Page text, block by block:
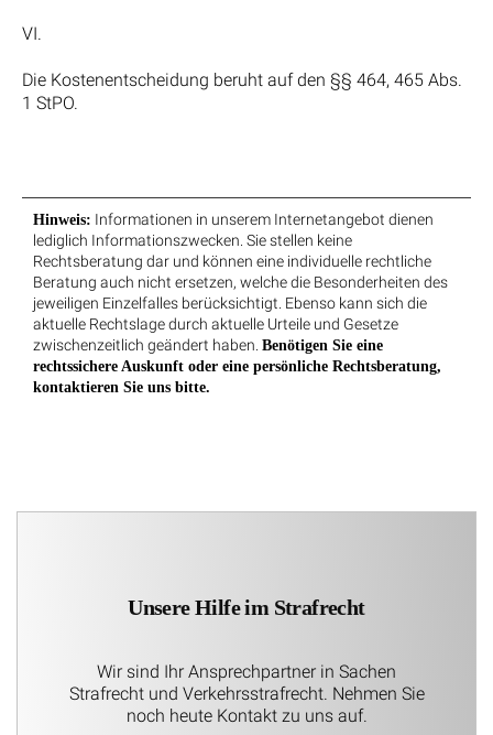
VI.
Die Kostenentscheidung beruht auf den §§ 464, 465 Abs.
1 StPO.
Hinweis: Informationen in unserem Internetangebot dienen
lediglich Informationszwecken. Sie stellen keine
Rechtsberatung dar und können eine individuelle rechtliche
Beratung auch nicht ersetzen, welche die Besonderheiten des
jeweiligen Einzelfalles berücksichtigt. Ebenso kann sich die
aktuelle Rechtslage durch aktuelle Urteile und Gesetze
zwischenzeitlich geändert haben. Benötigen Sie eine
rechtssichere Auskunft oder eine persönliche Rechtsberatung,
kontaktieren Sie uns bitte.
Unsere Hilfe im Strafrecht
Wir sind Ihr Ansprechpartner in Sachen
Strafrecht und Verkehrsstrafrecht. Nehmen Sie
noch heute Kontakt zu uns auf.